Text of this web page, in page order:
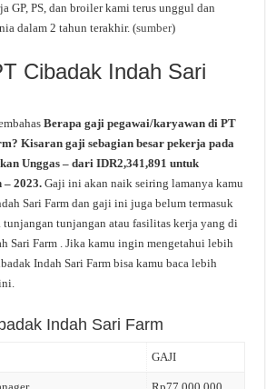
GP, PS, dan broiler kami terus unggul dan
dalam 2 tahun terakhir. (sumber)
Cibadak Indah Sari
Berapa gaji pegawai/karyawan di PT
Kisaran gaji sebagian besar pekerja pada
Unggas – dari IDR2,341,891 untuk
– 2023.Gaji ini akan naik seiring lamanya kamu
Sari Farm dan gaji ini juga belum termasuk
tunjangan tunjangan atau fasilitas kerja yang di
Sari Farm . Jika kamu ingin mengetahui lebih
Indah Sari Farm bisa kamu baca lebih
Indah Sari Farm
GAJI